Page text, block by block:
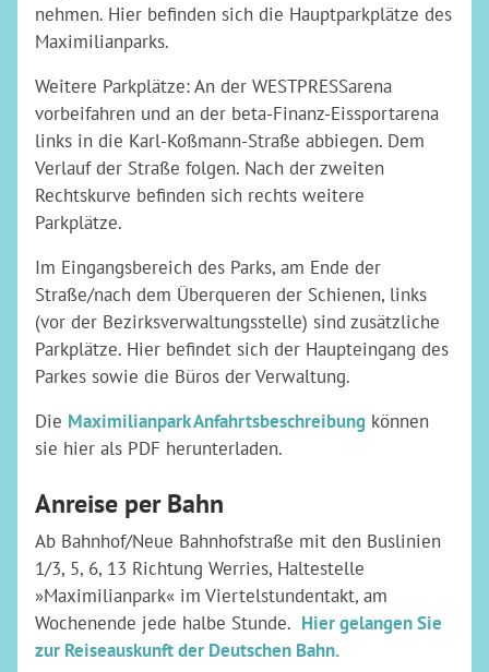
nehmen. Hier befinden sich die Hauptparkplätze des
Maximilianparks.
Weitere Parkplätze: An der WESTPRESSarena
vorbeifahren und an der beta-Finanz-Eissportarena
links in die Karl-Koßmann-Straße abbiegen. Dem
Verlauf der Straße folgen. Nach der zweiten
Rechtskurve befinden sich rechts weitere
Parkplätze.
Im Eingangsbereich des Parks, am Ende der
Straße/nach dem Überqueren der Schienen, links
(vor der Bezirksverwaltungsstelle) sind zusätzliche
Parkplätze. Hier befindet sich der Haupteingang des
Parkes sowie die Büros der Verwaltung.
Die Maximilianpark Anfahrtsbeschreibung können
sie hier als PDF herunterladen.
Anreise per Bahn
Ab Bahnhof/Neue Bahnhofstraße mit den Buslinien
1/3, 5, 6, 13 Richtung Werries, Haltestelle
»Maximilianpark« im Viertelstundentakt, am
Wochenende jede halbe Stunde. Hier gelangen Sie
zur Reiseauskunft der Deutschen Bahn.